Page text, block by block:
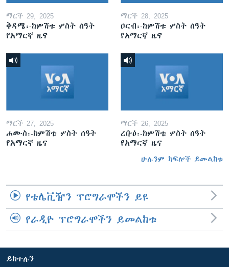
ማርች 29, 2025
ቅዳሜ፡-ከምሽቱ ሦስት ሰዓት
የአማርኛ ዜና
ማርች 28, 2025
ዐርብ፡-ከምሽቱ ሦስት ሰዓት
የአማርኛ ዜና
ማርች 27, 2025
ሐሙስ፡-ከምሽቱ ሦስት ሰዓት
የአማርኛ ዜና
ማርች 26, 2025
ረቡዕ፡-ከምሽቱ ሦስት ሰዓት
የአማርኛ ዜና
ሁሉንም ክፍሎች ይመልከቱ
የቴሌቪዥን ፕሮግራሞችን ይዩ
የራዲዮ ፕሮግራሞችን ይመልከቱ
ይከተሉን